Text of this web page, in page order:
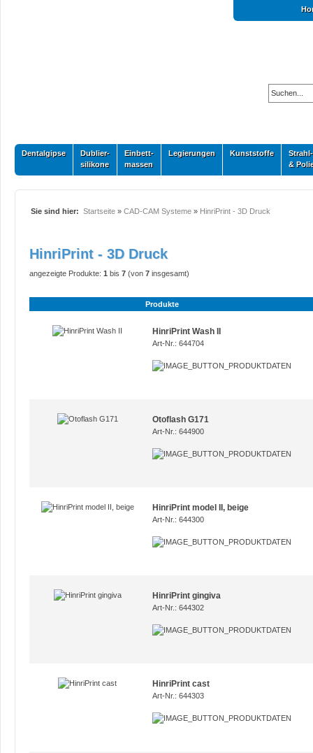
Dentalgipse
Dublier-
silikone
Einbett-
massen
Legierungen Kunststoffe
Strahl-
&
Sie sind hier: Startseite » CAD-CAM Systeme » HinriPrint - 3D Druck
HinriPrint - 3D Druck
angezeigte Produkte: 1 bis 7 (von 7 insgesamt)
Produkte
HinriPrint Wash II
Art-Nr.: 644704
Otoflash G171
Art-Nr.: 644900
HinriPrint model II, beige
Art-Nr.: 644300
HinriPrint gingiva
Art-Nr.: 644302
HinriPrint cast
Art-Nr.: 644303